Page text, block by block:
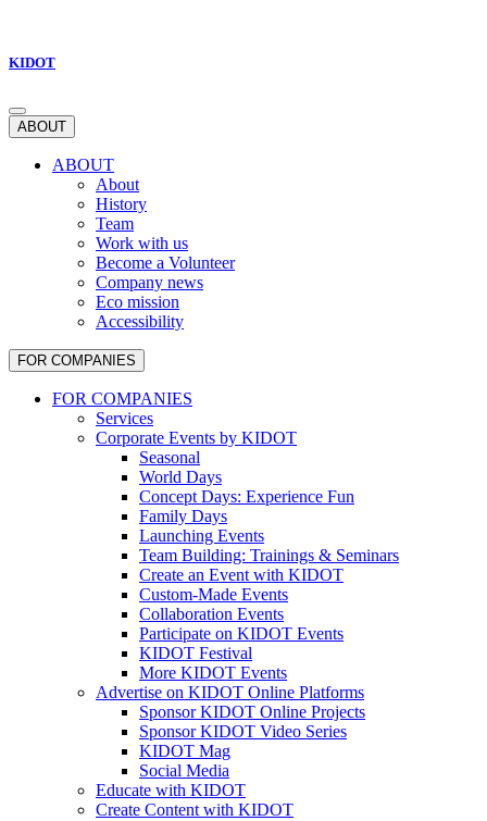
KIDOT
ABOUT
ABOUT
About
History
Team
Work with us
Become a Volunteer
Company news
Eco mission
Accessibility
FOR COMPANIES
FOR COMPANIES
Services
Corporate Events by KIDOT
Seasonal
World Days
Concept Days: Experience Fun
Family Days
Launching Events
Team Building: Trainings & Seminars
Create an Event with KIDOT
Custom-Made Events
Collaboration Events
Participate on KIDOT Events
KIDOT Festival
More KIDOT Events
Advertise on KIDOT Online Platforms
Sponsor KIDOT Online Projects
Sponsor KIDOT Video Series
KIDOT Mag
Social Media
Educate with KIDOT
Create Content with KIDOT